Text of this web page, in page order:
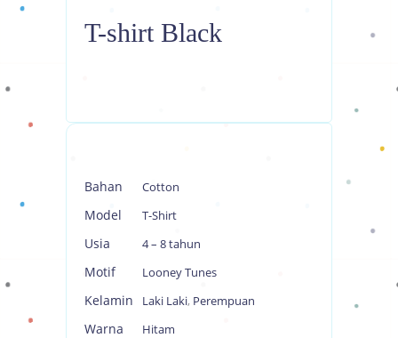
T-shirt Black
Bahan Cotton
Model T-Shirt
Usia 4 – 8 tahun
Motif Looney Tunes
Kelamin Laki Laki, Perempuan
Warna Hitam